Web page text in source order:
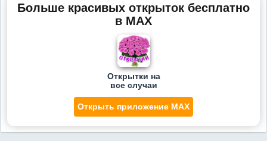
Больше красивых открыток бесплатно
в MAX
Открытки на
все случаи
Открыть приложение MAX